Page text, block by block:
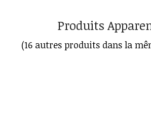
Produits
(16 autres produits dans la